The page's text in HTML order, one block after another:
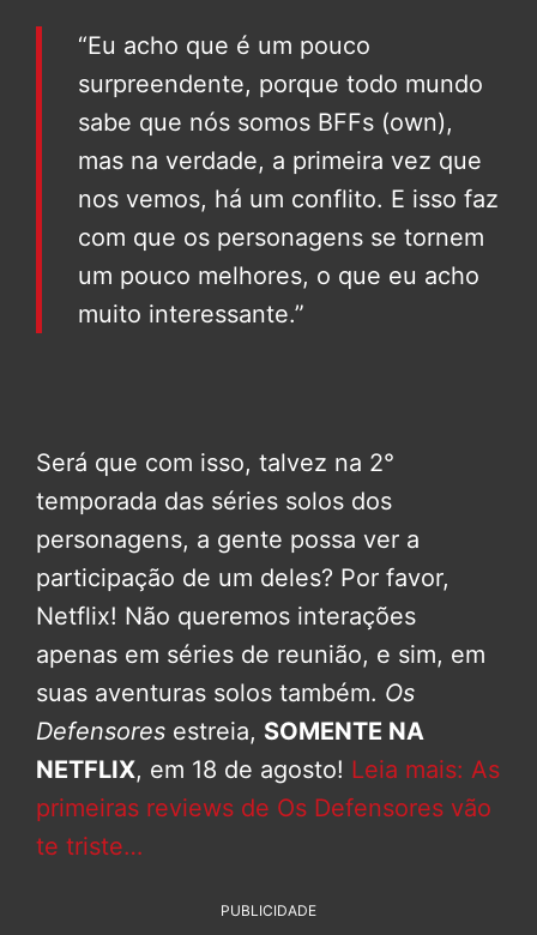
“Eu acho que é um pouco
surpreendente, porque todo mundo
sabe que nós somos BFFs (own),
mas na verdade, a primeira vez que
nos vemos, há um conflito. E isso faz
com que os personagens se tornem
um pouco melhores, o que eu acho
muito interessante.”
Será que com isso, talvez na 2°
temporada das séries solos dos
personagens, a gente possa ver a
participação de um deles? Por favor,
Netflix! Não queremos interações
apenas em séries de reunião, e sim, em
suas aventuras solos também. Os
Defensores estreia, SOMENTE NA
NETFLIX, em 18 de agosto! Leia mais: As
primeiras reviews de Os Defensores vão
te triste…
PUBLICIDADE